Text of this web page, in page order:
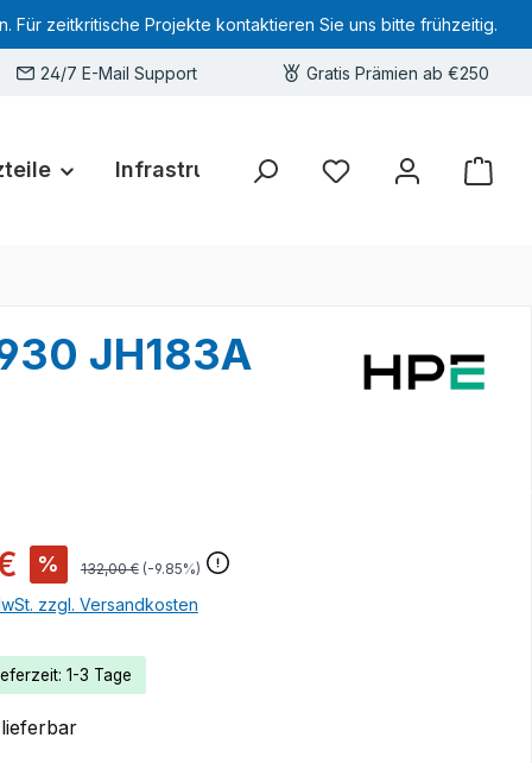
Für zeitkritische Projekte kontaktieren Sie uns bitte frühzeitig.
24/7 E-Mail Support Gratis Prämien ab €250
Infrastruktur Hardware-Deals
Sie haben 0 Produkte
JH183A
% 132,00 € (-9.85%)
zzgl. Versandkosten
1-3 Tage